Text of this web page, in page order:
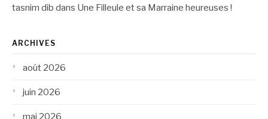
tasnim dib dans Une Filleule et sa Marraine heureuses !
ARCHIVES
août 2026
juin 2026
mai 2026